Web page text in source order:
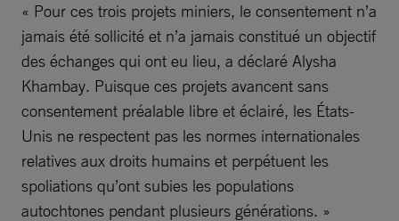
« Pour ces trois projets miniers, le consentement n’a
jamais été sollicité et n’a jamais constitué un objectif
des échanges qui ont eu lieu, a déclaré Alysha
Khambay. Puisque ces projets avancent sans
consentement préalable libre et éclairé, les États-
Unis ne respectent pas les normes internationales
relatives aux droits humains et perpétuent les
spoliations qu’ont subies les populations
autochtones pendant plusieurs générations. »